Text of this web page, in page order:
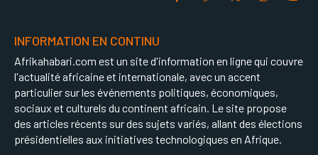
INFORMATION EN CONTINU
Afrikahabari.com est un site d'information en ligne qui couvre
l'actualité africaine et internationale, avec un accent
particulier sur les événements politiques, économiques,
sociaux et culturels du continent africain. Le site propose
des articles récents sur des sujets variés, allant des élections
présidentielles aux initiatives technologiques en Afrique.